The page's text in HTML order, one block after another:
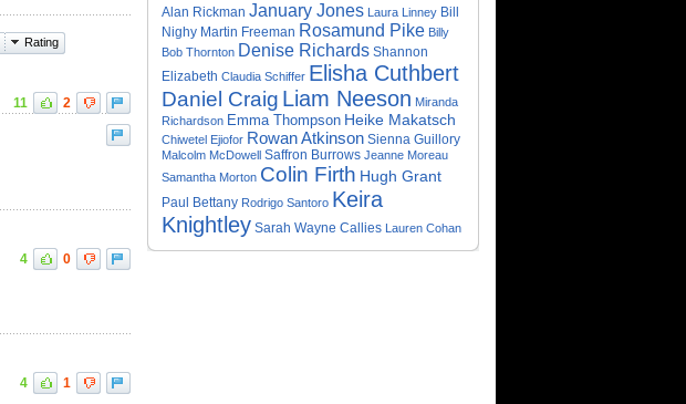
Rating
11
2
4 0
4 1
Alan Rickman January Jones Laura Linney Bill
Nighy Martin Freeman Rosamund Pike Billy
Bob Thornton Denise Richards Shannon
Elizabeth Claudia Schiffer Elisha Cuthbert
Daniel Craig Liam Neeson Miranda
Richardson Emma Thompson Heike Makatsch
Chiwetel Ejiofor Rowan Atkinson Sienna Guillory
Malcolm McDowell Saffron Burrows Jeanne Moreau
Samantha Morton Colin Firth Hugh Grant
Paul Bettany Rodrigo Santoro Keira
Knightley Sarah Wayne Callies Lauren Cohan